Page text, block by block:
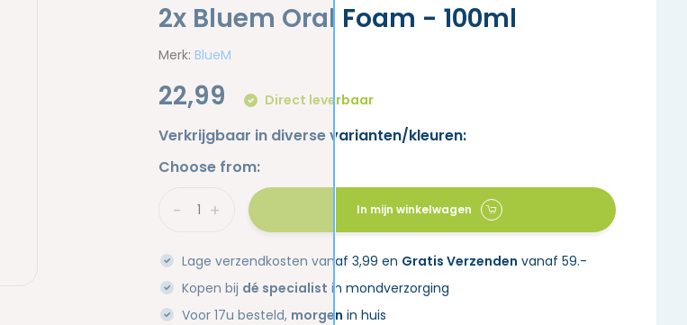
2x Bluem Oral Foam - 100ml
Merk: BlueM
22,99 Direct leverbaar
Verkrijgbaar in diverse varianten/kleuren:
Choose from:
+
- In mijn winkelwagen
Lage verzendkosten vanaf 3,99 en Gratis Verzenden vanaf 59.-
Kopen bij dé specialist in mondverzorging
Voor 17u besteld, morgen in huis